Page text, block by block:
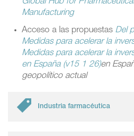
Manufacturing
Acceso a las propuestas Del
Medidas para acelerar la
Medidas para acelerar la
en España (v15 1 26)en
geopolítico actual
Industria farmacéutica